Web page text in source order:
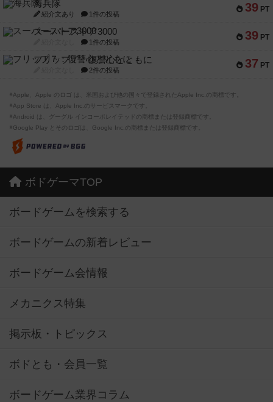
39 PT
海兵隊
紹介文あり 1件の投稿
39 PT
スーパーストア3000
1件の投稿
37 PT
フリップ７：復讐心とともに
2件の投稿
※Apple、Apple のロゴ は、米国および他の国々で登録されたApple Inc.の商標です。
※App Store は、Apple Inc.のサービスマークです。
※Android は、グーグル インコーポレイテッドの商標または登録商標です。
※Google Play とそのロゴは、Google Inc.の商標または登録商標です。
ボドゲーマTOP
ボードゲームを検索する
ボードゲームの新着レビュー
ボードゲーム会情報
メカニクス特集
掲示板・トピックス
ボドとも・会員一覧
ボードゲーム業界コラム